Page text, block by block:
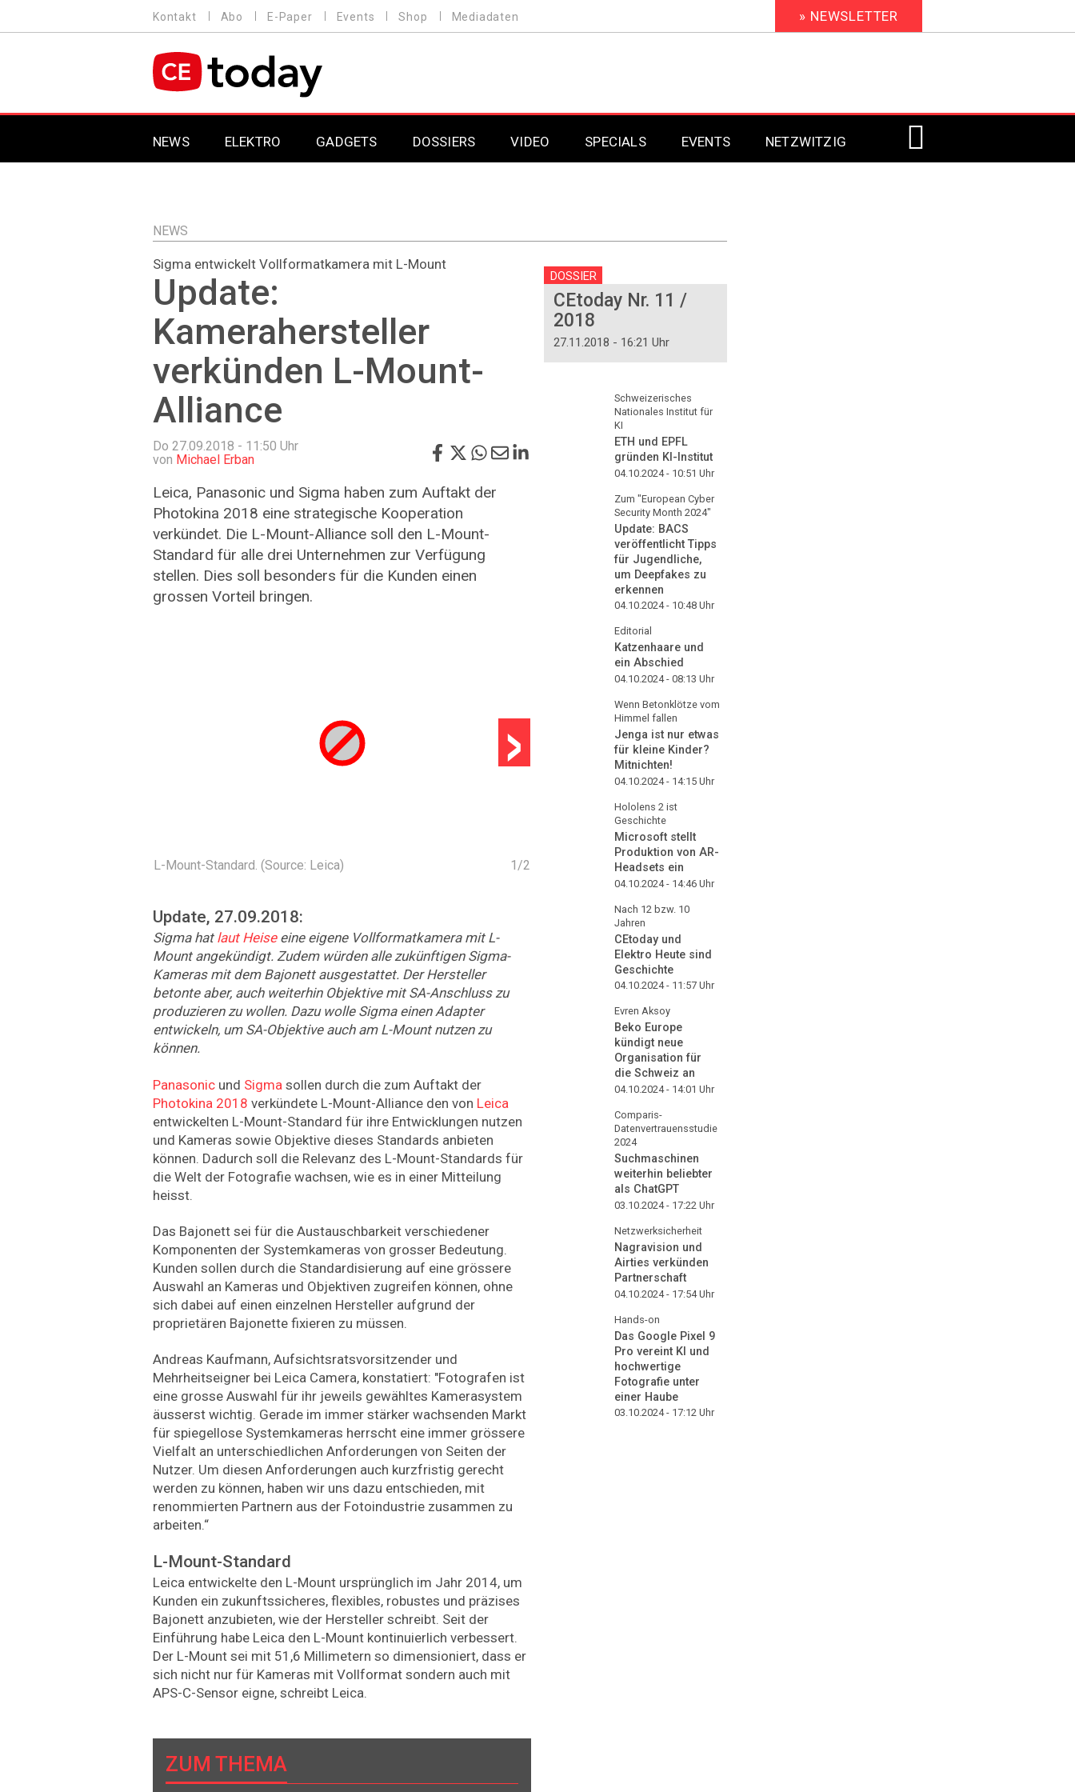
zum
MENU
Kontakt Abo E-Paper Events Shop Mediadaten » NEWSLETTER
MAIN NAVIGATION
NEWS ELEKTRO GADGETS DOSSIERS
Smarthome
VIDEO SPECIALS
Professional AV & Digital Signage 2021
Professional AV & Digital Signage 2020
Professional AV & Digital Signage 2019
EVENTS NETZWITZIG
NEWS
Sigma entwickelt Vollformatkamera mit L-Mount
Update:
Kamerahersteller
verkünden L-Mount-
Alliance
Do 27.09.2018 - 11:50 Uhr
von Michael Erban
Leica, Panasonic und Sigma haben zum Auftakt der
Photokina 2018 eine strategische Kooperation
verkündet. Die L-Mount-Alliance soll den L-Mount-
Standard für alle drei Unternehmen zur Verfügung
stellen. Dies soll besonders für die Kunden einen
grossen Vorteil bringen.
›
1/2
L-Mount-Standard. (Source: Leica)
Update, 27.09.2018:
Sigma hat laut Heiseeine eigene Vollformatkamera mit L-
Mount angekündigt. Zudem würden alle zukünftigen Sigma-
Kameras mit dem Bajonett ausgestattet. Der Hersteller
betonte aber, auch weiterhin Objektive mit SA-Anschluss zu
produzieren zu wollen. Dazu wolle Sigma einen Adapter
entwickeln, um SA-Objektive auch am L-Mount nutzen zu
können.
Panasonic und Sigma sollen durch die zum Auftakt der
Photokina 2018 verkündete L-Mount-Alliance den von Leica
entwickelten L-Mount-Standard für ihre Entwicklungen nutzen
und Kameras sowie Objektive dieses Standards anbieten
können. Dadurch soll die Relevanz des L-Mount-Standards für
die Welt der Fotografie wachsen, wie es in einer Mitteilung
heisst.
Das Bajonett sei für die Austauschbarkeit verschiedener
Komponenten der Systemkameras von grosser Bedeutung.
Kunden sollen durch die Standardisierung auf eine grössere
Auswahl an Kameras und Objektiven zugreifen können, ohne
sich dabei auf einen einzelnen Hersteller aufgrund der
proprietären Bajonette fixieren zu müssen.
Andreas Kaufmann, Aufsichtsratsvorsitzender und
Mehrheitseigner bei Leica Camera, konstatiert: "Fotografen ist
eine grosse Auswahl für ihr jeweils gewähltes Kamerasystem
äusserst wichtig. Gerade im immer stärker wachsenden Markt
für spiegellose Systemkameras herrscht eine immer grössere
Vielfalt an unterschiedlichen Anforderungen von Seiten der
Nutzer. Um diesen Anforderungen auch kurzfristig gerecht
werden zu können, haben wir uns dazu entschieden, mit
renommierten Partnern aus der Fotoindustrie zusammen zu
arbeiten.“
L-Mount-Standard
Leica entwickelte den L-Mount ursprünglich im Jahr 2014, um
Kunden ein zukunftssicheres, flexibles, robustes und präzises
Bajonett anzubieten, wie der Hersteller schreibt. Seit der
Einführung habe Leica den L-Mount kontinuierlich verbessert.
Der L-Mount sei mit 51,6 Millimetern so dimensioniert, dass er
sich nicht nur für Kameras mit Vollformat sondern auch mit
APS-C-Sensor eigne, schreibt Leica.
ZUM THEMA
DOSSIER
CEtoday Nr. 11 /
2018
27.11.2018 - 16:21 Uhr
Schweizerisches
Nationales Institut für
KI
ETH und EPFL
gründen KI-Institut
04.10.2024 - 10:51 Uhr
Zum "European Cyber
Security Month 2024"
Update: BACS
veröffentlicht Tipps
für Jugendliche,
um Deepfakes zu
erkennen
04.10.2024 - 10:48 Uhr
Editorial
Katzenhaare und
ein Abschied
04.10.2024 - 08:13 Uhr
Wenn Betonklötze vom
Himmel fallen
Jenga ist nur etwas
für kleine Kinder?
Mitnichten!
04.10.2024 - 14:15 Uhr
Hololens 2 ist
Geschichte
Microsoft stellt
Produktion von AR-
Headsets ein
04.10.2024 - 14:46 Uhr
Nach 12 bzw. 10
Jahren
CEtoday und
Elektro Heute sind
Geschichte
04.10.2024 - 11:57 Uhr
Evren Aksoy
Beko Europe
kündigt neue
Organisation für
die Schweiz an
04.10.2024 - 14:01 Uhr
Comparis-
Datenvertrauensstudie
2024
Suchmaschinen
weiterhin beliebter
als ChatGPT
03.10.2024 - 17:22 Uhr
Netzwerksicherheit
Nagravision und
Airties verkünden
Partnerschaft
04.10.2024 - 17:54Uhr
Hands-on
Das Google Pixel 9
Pro vereint KI und
hochwertige
Fotografie unter
einer Haube
03.10.2024 - 17:12 Uhr